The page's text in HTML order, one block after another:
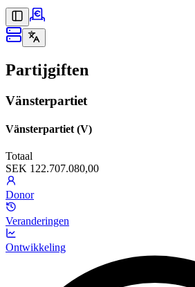
Partijgiften
Vänsterpartiet
Vänsterpartiet (V)
Totaal
SEK 122.707.080,00
Donor
Veranderingen
Ontwikkeling